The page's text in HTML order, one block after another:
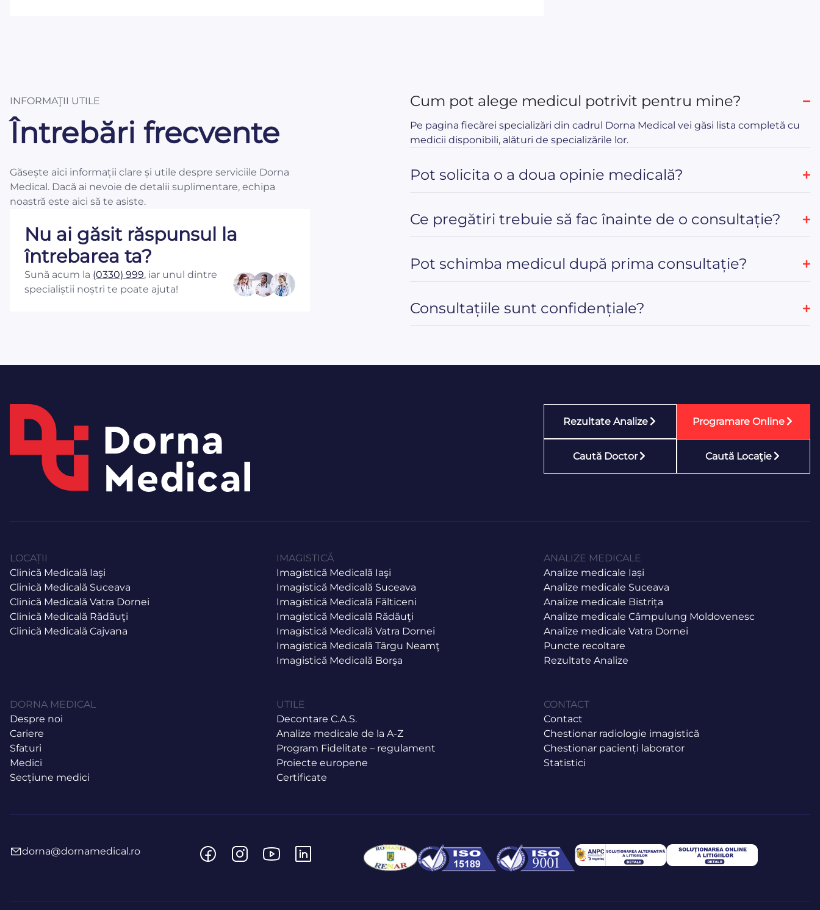
INFORMAŢII UTILE
Întrebări frecvente
Găsește aici informații clare și utile despre serviciile Dorna
Medical. Dacă ai nevoie de detalii suplimentare, echipa
noastră este aici să te asiste.
Nu ai găsit răspunsul la
întrebarea ta?
Sună acum la (0330) 999, iar unul dintre
specialiștii noștri te poate ajuta!
Cum pot alege medicul potrivit pentru mine?
Pe pagina fiecărei specializări din cadrul Dorna Medical vei găsi lista completă cu
medicii disponibili, alături de specializările lor.
Pot solicita o a doua opinie medicală?
Ce pregătiri trebuie să fac înainte de o consultație?
Pot schimba medicul după prima consultație?
Consultațiile sunt confidențiale?
Rezultate Analize Programare Online
Caută Doctor Caută Locaţie
LOCAȚII
Clinică Medicală Iaşi
Clinică Medicală Suceava
Clinică Medicală Vatra Dornei
Clinică Medicală Rădăuţi
Clinică Medicală Cajvana
IMAGISTICĂ
Imagistică Medicală Iaşi
Imagistică Medicală Suceava
Imagistică Medicală Fălticeni
Imagistică Medicală Rădăuţi
Imagistică Medicală Vatra Dornei
Imagistică Medicală Târgu Neamţ
Imagistică Medicală Borşa
ANALIZE MEDICALE
Analize medicale Iași
Analize medicale Suceava
Analize medicale Bistrița
Analize medicale Câmpulung Moldovenesc
Analize medicale Vatra Dornei
Puncte recoltare
Rezultate Analize
DORNA MEDICAL
Despre noi
Cariere
Sfaturi
Medici
Secțiune medici
UTILE
Decontare C.A.S.
Analize medicale de la A-Z
Program Fidelitate – regulament
Proiecte europene
Certificate
CONTACT
Contact
Chestionar radiologie imagistică
Chestionar pacienți laborator
Statistici
dorna@dornamedical.ro